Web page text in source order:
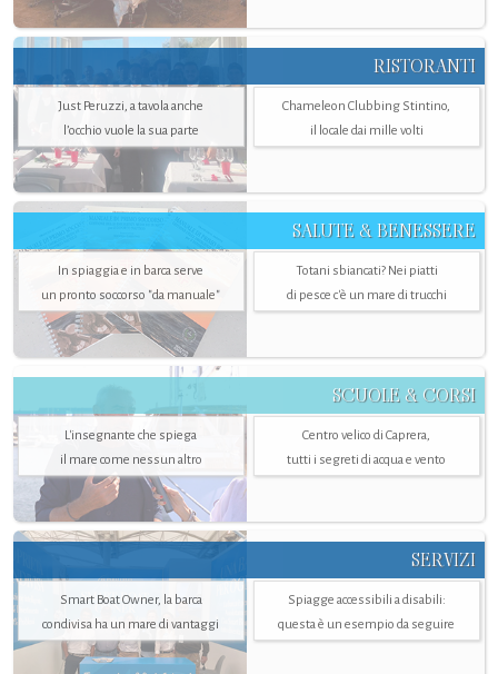
RISTORANTI
Just Peruzzi, a tavola anche
l’occhio vuole la sua parte
Chameleon Clubbing Stintino,
il locale dai mille volti
SALUTE & BENESSERE
In spiaggia e in barca serve
un pronto soccorso "da manuale"
Totani sbiancati? Nei piatti
di pesce c'è un mare di trucchi
SCUOLE & CORSI
L'insegnante che spiega
il mare come nessun altro
Centro velico di Caprera,
tutti i segreti di acqua e vento
SERVIZI
Smart Boat Owner, la barca
condivisa ha un mare di vantaggi
Spiagge accessibili a disabili:
questa è un esempio da seguire